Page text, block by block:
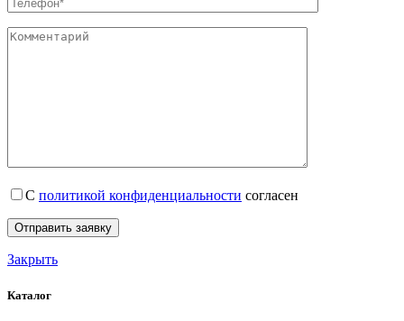
С политикой конфиденциальности согласен
Закрыть
Каталог